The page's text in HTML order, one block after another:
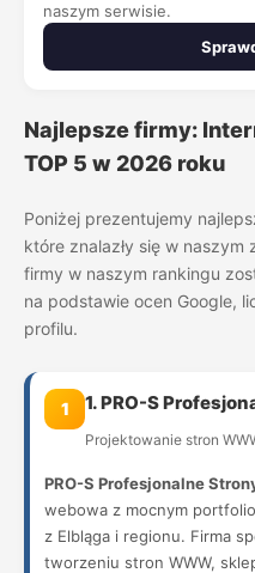
naszym serwisie.
Najlepsze firmy:
TOP 5 w 2026 roku
Poniżej prezentujemy
które znalazły się w
firmy w naszym rankingu
na podstawie ocen Google,
profilu.
1 1. PRO-S
Projektowanie stron
PRO-S Profesjonalne
webowa z mocnym
z Elbląga i regionu. Firma
tworzeniu stron WWW,